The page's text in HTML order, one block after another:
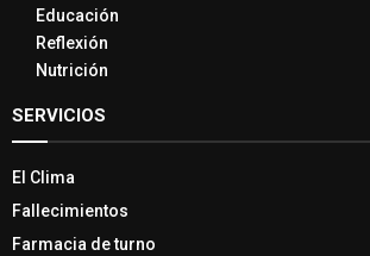
Educación
Reflexión
Nutrición
SERVICIOS
El Clima
Fallecimientos
Farmacia de turno